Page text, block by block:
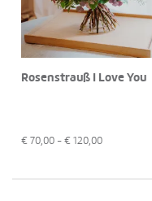
Rosenstrauß I Love You
€ 70,00 - € 120,00